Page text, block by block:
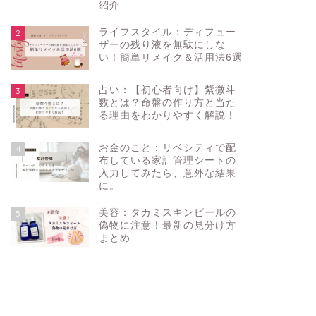
紹介
2
ライフスタイル：ディフュー
ザーの残り液を無駄にしな
い！簡単リメイク＆活用法6選
3
占い：【初心者向け】紫微斗
数とは？命盤の作り方と当た
る理由をわかりやすく解説！
4
お金のこと：リベシティで配
布している家計管理シートの
入力してみたら、意外な結果
に。
5
美容：タカミスキンピールの
偽物に注意！最新の見分け方
まとめ